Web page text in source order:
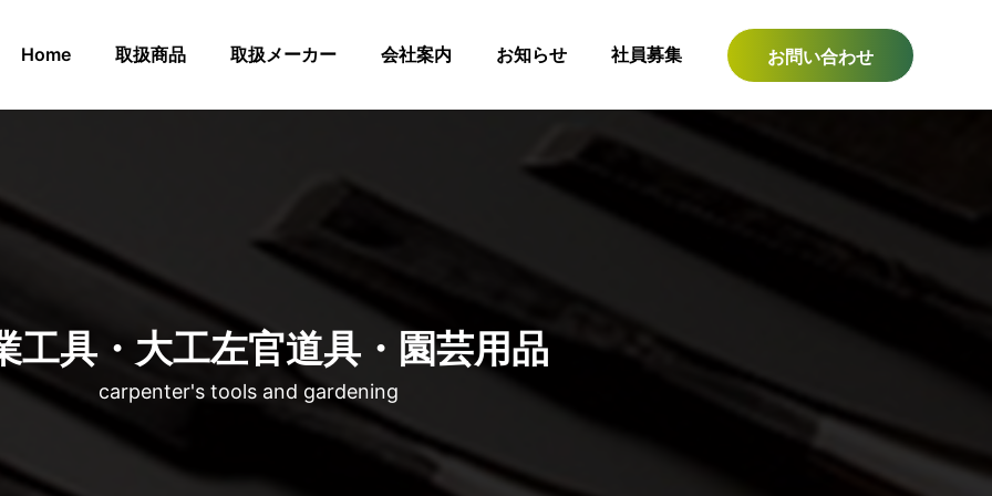
Home 取扱商品 取扱メーカー 会社案内 お知らせ 社員募集 お問い合わせ
工具・大工左官道具・園芸用品
carpenter's tools and gardening